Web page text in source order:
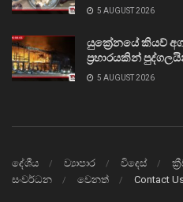
5 AUGUST 2026
යුක්‍රේනයේ කියව්
ප්‍රහාරයකින්
5 AUGUST 2026
දේශීය ව්‍යාපාර විදෙස්
සංවර්ධන
වෙනත් Contact